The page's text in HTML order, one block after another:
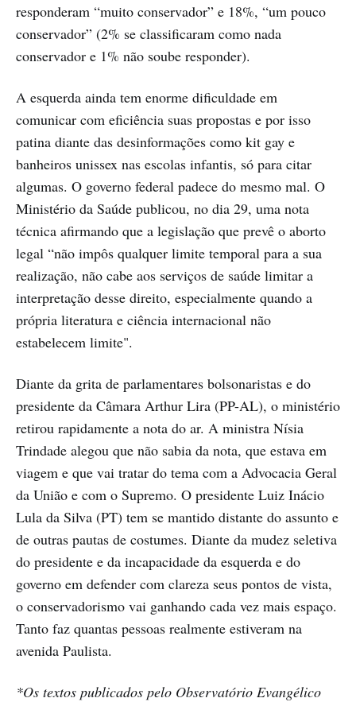
responderam “muito conservador” e 18%, “um pouco
conservador” (2% se classificaram como nada
conservador e 1% não soube responder).
A esquerda ainda tem enorme dificuldade em
comunicar com eficiência suas propostas e por isso
patina diante das desinformações como kit gay e
banheiros unissex nas escolas infantis, só para citar
algumas. O governo federal padece do mesmo mal. O
Ministério da Saúde publicou, no dia 29, uma nota
técnica afirmando que a legislação que prevê o aborto
legal “não impôs qualquer limite temporal para a sua
realização, não cabe aos serviços de saúde limitar a
interpretação desse direito, especialmente quando a
própria literatura e ciência internacional não
estabelecem limite".
Diante da grita de parlamentares bolsonaristas e do
presidente da Câmara Arthur Lira (PP-AL), o ministério
retirou rapidamente a nota do ar. A ministra Nísia
Trindade alegou que não sabia da nota, que estava em
viagem e que vai tratar do tema com a Advocacia Geral
da União e com o Supremo. O presidente Luiz Inácio
Lula da Silva (PT) tem se mantido distante do assunto e
de outras pautas de costumes. Diante da mudez seletiva
do presidente e da incapacidade da esquerda e do
governo em defender com clareza seus pontos de vista,
o conservadorismo vai ganhando cada vez mais espaço.
Tanto faz quantas pessoas realmente estiveram na
avenida Paulista.
*Os textos publicados pelo Observatório Evangélico